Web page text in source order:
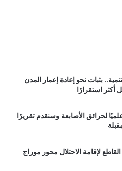
بثبات نحو إعادة إعمار المدن
أكثر استقرارًا
لحرائق الأصابعة وسنقدم تقريرًا
لإقامة الاحتلال محور موراج